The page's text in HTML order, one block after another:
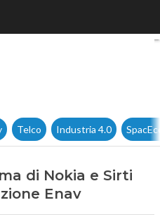
aereo, a firma di
Telco Industria 4.0
di Nokia e Sirti
Enav